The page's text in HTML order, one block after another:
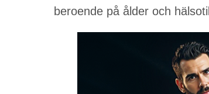
beroende på ålder och